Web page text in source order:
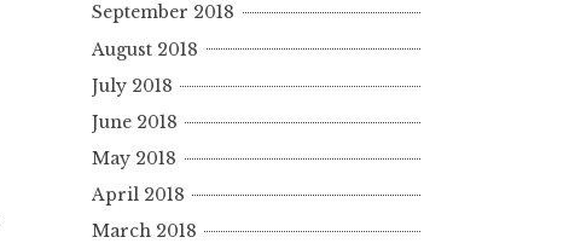
September 2018
August 2018
July 2018
June 2018
May 2018
April 2018
March 2018